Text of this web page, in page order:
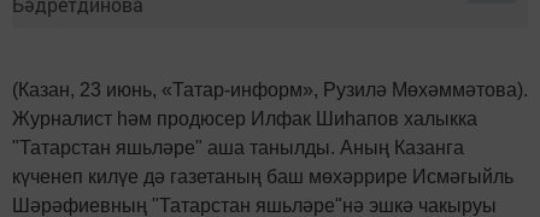
(Казан, 23 июнь, «Татар-информ», Рузилә Мөхәммәтова).
Журналист һәм продюсер Илфак Шиһапов халыкка
"Татарстан яшьләре" аша танылды. Аның Казанга
күченеп килүе дә газетаның баш мөхәррире Исмәгыйль
Шәрәфиевның "Татарстан яшьләре"нә эшкә чакыруы